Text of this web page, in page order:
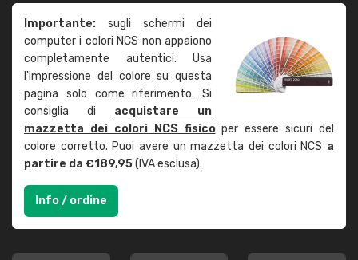
Importante: sugli schermi dei
computer i colori NCS non appaiono
completamente autentici. Usa
l'impressione del colore su questa
pagina solo come riferimento. Si
consiglia di acquistare un
mazzetta dei colori NCS fisicoper essere sicuri del
colore corretto. Puoi avere un mazzetta dei colori NCS a
partire da €189,95(IVA esclusa).
Info / ordine